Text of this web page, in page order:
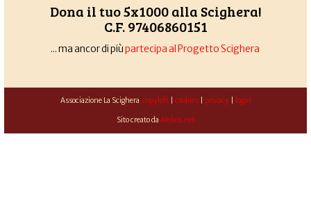
Dona il tuo 5x1000 alla Scighera!
C.F. 97406860151
... ma ancor di piùpartecipa al Progetto Scighera
Associazione La Scighera copyleft| cookies| privacy| login
Sito creato da Alekos.net